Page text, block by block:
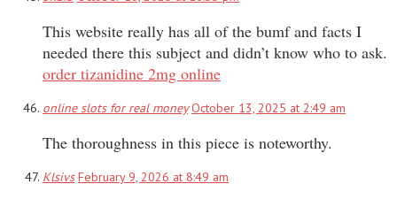
This website really has all of the bumf and facts I
needed there this subject and didn’t know who to ask.
order tizanidine 2mg online
online slots for real money October 13, 2025 at 2:49 am
The thoroughness in this piece is noteworthy.
Klsivs February 9, 2026 at 8:49 am